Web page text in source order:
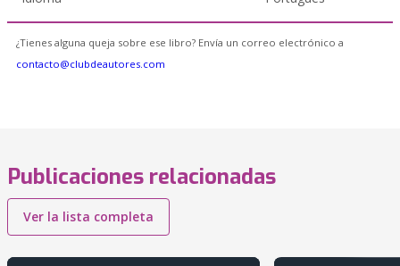
¿Tienes alguna queja sobre ese libro? Envía un correo electrónico a
contacto@clubdeautores.com
Publicaciones relacionadas
Ver la lista completa